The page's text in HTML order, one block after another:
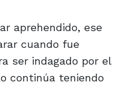
aprehendido, ese
cuando fue
ser indagado por el
continúa teniendo